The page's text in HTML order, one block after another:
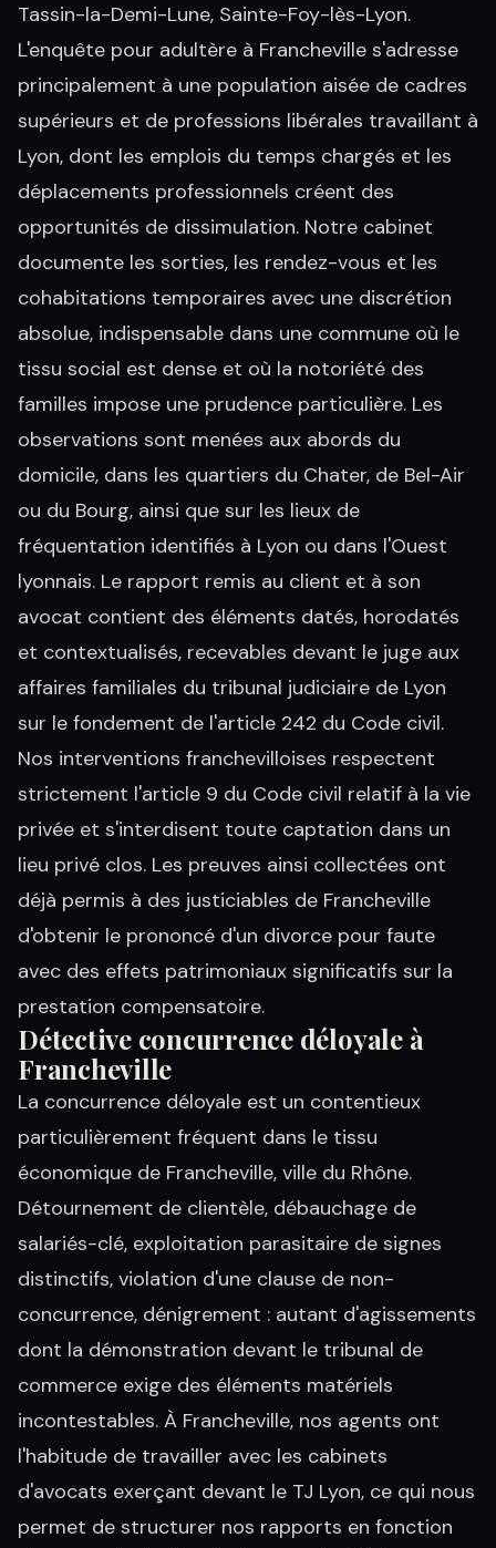
Tassin-la-Demi-Lune, Sainte-Foy-lès-Lyon.
L'enquête pour adultère à Francheville s'adresse
principalement à une population aisée de cadres
supérieurs et de professions libérales travaillant à
Lyon, dont les emplois du temps chargés et les
déplacements professionnels créent des
opportunités de dissimulation. Notre cabinet
documente les sorties, les rendez-vous et les
cohabitations temporaires avec une discrétion
absolue, indispensable dans une commune où le
tissu social est dense et où la notoriété des
familles impose une prudence particulière. Les
observations sont menées aux abords du
domicile, dans les quartiers du Chater, de Bel-Air
ou du Bourg, ainsi que sur les lieux de
fréquentation identifiés à Lyon ou dans l'Ouest
lyonnais. Le rapport remis au client et à son
avocat contient des éléments datés, horodatés
et contextualisés, recevables devant le juge aux
affaires familiales du tribunal judiciaire de Lyon
sur le fondement de l'article 242 du Code civil.
Nos interventions franchevilloises respectent
strictement l'article 9 du Code civil relatif à la vie
privée et s'interdisent toute captation dans un
lieu privé clos. Les preuves ainsi collectées ont
déjà permis à des justiciables de Francheville
d'obtenir le prononcé d'un divorce pour faute
avec des effets patrimoniaux significatifs sur la
prestation compensatoire.
Détective concurrence déloyale à
Francheville
La concurrence déloyale est un contentieux
particulièrement fréquent dans le tissu
économique de Francheville, ville du Rhône.
Détournement de clientèle, débauchage de
salariés-clé, exploitation parasitaire de signes
distinctifs, violation d'une clause de non-
concurrence, dénigrement : autant d'agissements
dont la démonstration devant le tribunal de
commerce exige des éléments matériels
incontestables. À Francheville, nos agents ont
l'habitude de travailler avec les cabinets
d'avocats exerçant devant le TJ Lyon, ce qui nous
permet de structurer nos rapports en fonction